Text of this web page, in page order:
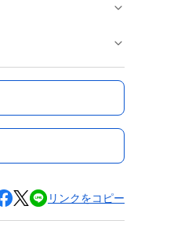
リンクをコピー